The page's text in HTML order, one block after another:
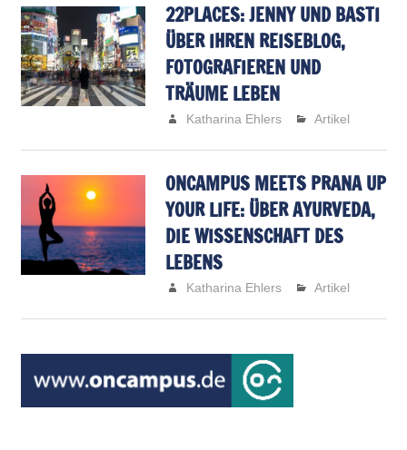
22PLACES: JENNY UND BASTI
ÜBER IHREN REISEBLOG,
FOTOGRAFIEREN UND
TRÄUME LEBEN
Katharina Ehlers Artikel
ONCAMPUS MEETS PRANA UP
YOUR LIFE: ÜBER AYURVEDA,
DIE WISSENSCHAFT DES
LEBENS
Katharina Ehlers Artikel